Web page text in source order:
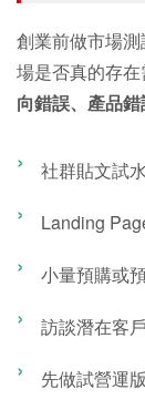
創業前做市場
場是否真的存在
向錯誤、產品錯
社群貼文試
Landing
小量預購或
訪談潛在客戶
先做試營運